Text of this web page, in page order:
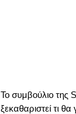
Το συμβούλιο της
ξεκαθαριστεί τι